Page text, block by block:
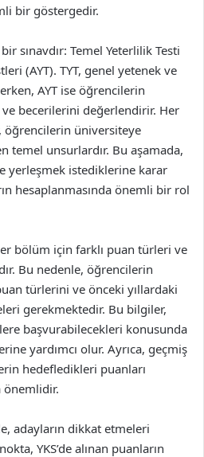
bir göstergedir.
sınavdır: Temel Yeterlilik Testi
(AYT). TYT, genel yetenek ve
AYT ise öğrencilerin
becerilerini değerlendirir. Her
öğrencilerin üniversiteye
temel unsurlardır. Bu aşamada,
yerleşmek istediklerine karar
hesaplanmasında önemli bir rol
bölüm için farklı puan türleri ve
Bu nedenle, öğrencilerin
türlerini ve önceki yıllardaki
gerekmektedir. Bu bilgiler,
başvurabilecekleri konusunda
yardımcı olur. Ayrıca, geçmiş
hedefledikleri puanları
önemlidir.
adayların dikkat etmeleri
YKS’de alınan puanların